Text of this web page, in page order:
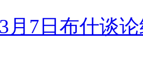
月7日布什谈